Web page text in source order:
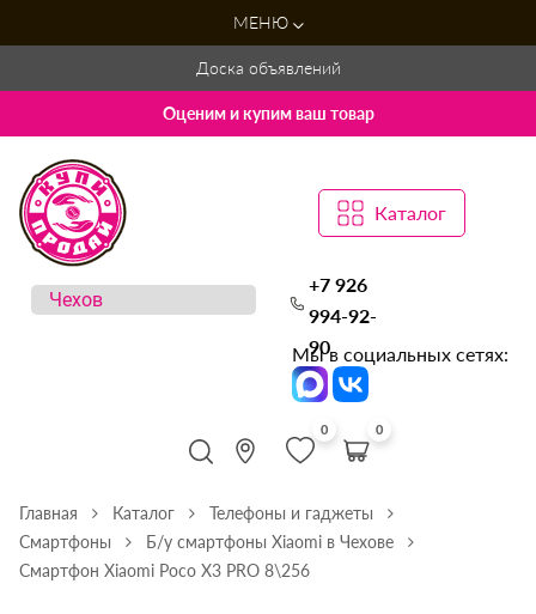
МЕНЮ
Доска объявлений
Оценим и купим ваш товар
Каталог
+7 926
994-92-
90
Мы в социальных сетях:
0 0
Главная Каталог
Телефоны и гаджеты
Смартфоны
Б/у смартфоны Xiaomi в Чехове
Смартфон Xiaomi Poco X3 PRO 8\256